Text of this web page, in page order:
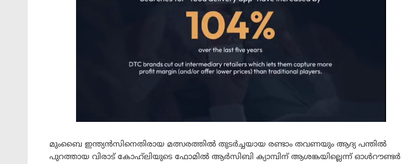
മുംബൈ ഇന്ത്യൻസിനെതിരായ മത്സരത്തിൽ തുടർച്ചയായ രണ്ടാം തവണയും ആദ്യ പന്തിൽ
പുറത്തായ വിരാട് കോഹ്‌ലിയുടെ ഫോമിൽ ആർസിബി ക്യാമ്പിന് ആശങ്കയില്ലെന്ന് ഓൾറൗണ്ടർ